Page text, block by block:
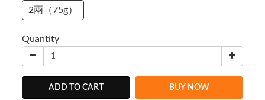
2兩（75g）
Quantity
ADD TO CART BUY NOW